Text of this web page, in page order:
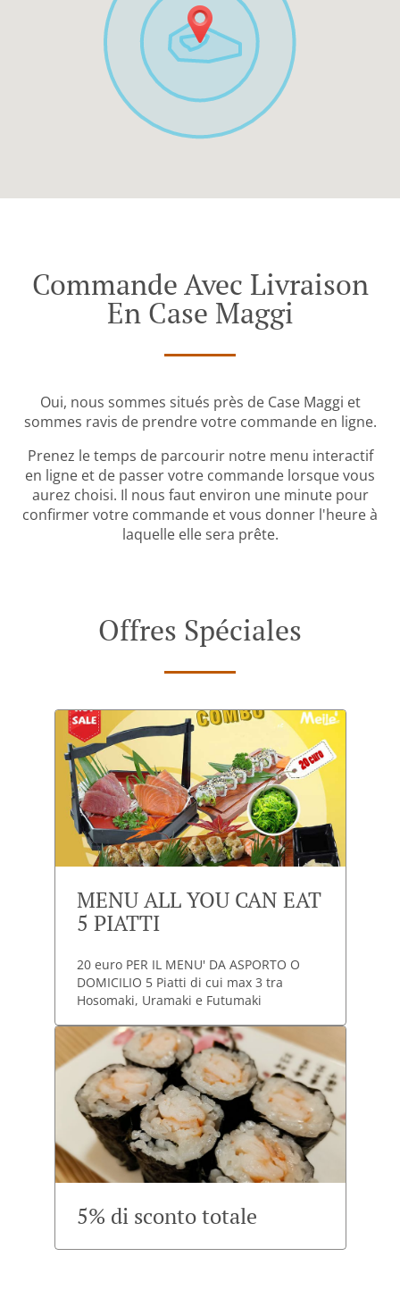
Commande Avec Livraison
En Case Maggi
Oui, nous sommes situés près de Case Maggi et
sommes ravis de prendre votre commande en ligne.
Prenez le temps de parcourir notre menu interactif
en ligne et de passer votre commande lorsque vous
aurez choisi. Il nous faut environ une minute pour
confirmer votre commande et vous donner l'heure à
laquelle elle sera prête.
Offres Spéciales
MENU ALL YOU CAN EAT
5 PIATTI
20 euro PER IL MENU' DA ASPORTO O
DOMICILIO 5 Piatti di cui max 3 tra
Hosomaki, Uramaki e Futumaki
5% di sconto totale